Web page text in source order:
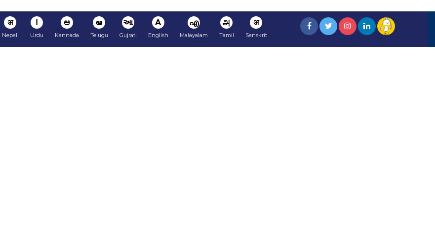
अ
Nepali
ا
Urdu
ಆ
Kannada
ఆ
Telugu
આ
Gujrati
A
English
എ
Malayalam
அ
Tamil
अ
Sanskrit